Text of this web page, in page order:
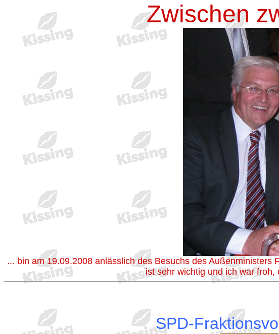
Zwischen
... bin am 19.09.2008 anlässlich des Besuchs des
ist sehr wichtig und ich war
SPD-